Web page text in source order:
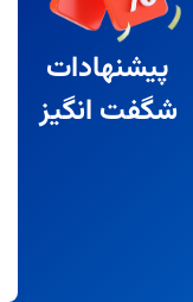
پیشنهادات
شگفت انگیز